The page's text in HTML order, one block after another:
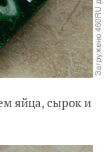
яйца, сырок и